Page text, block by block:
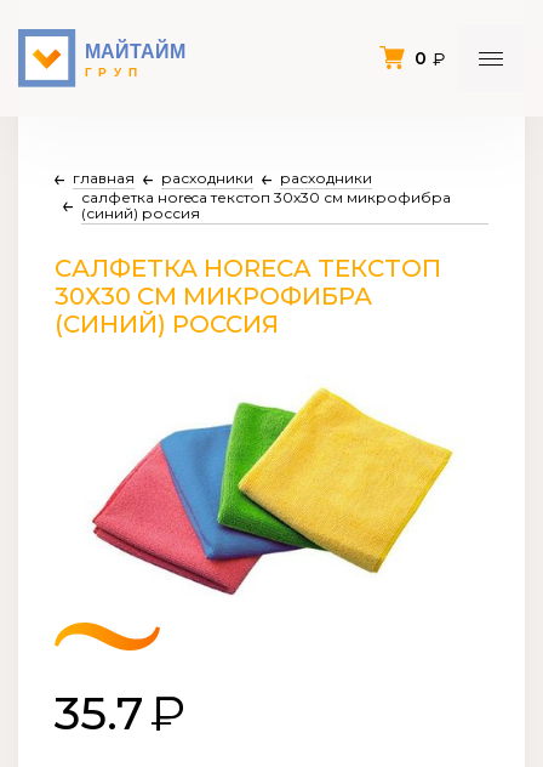
0
главная расходники
расходники
салфетка ноreca текстоп 30х30 см микрофибра
(синий) россия
САЛФЕТКА НОRECA ТЕКСТОП
30Х30 СМ МИКРОФИБРА
(СИНИЙ) РОССИЯ
35.7